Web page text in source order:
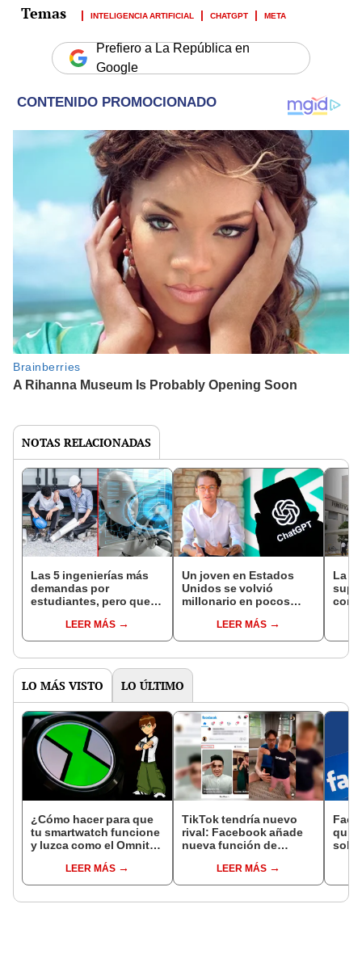
INTELIGENCIA ARTIFICIAL CHATGPT META
Prefiero a La República en
Google
NOTAS RELACIONADAS
Las 5 ingenierías más
demandas por
estudiantes, pero que
pagadas, según la
inteligencia artificial
LEER MÁS
Un joven en Estados
Unidos se volvió
millonario en pocos
solo invirtió 100 dólares
LEER MÁS
La
LO MÁS VISTO LO ÚLTIMO
¿Cómo hacer para que
tu smartwatch funcione
y luzca como el Omnitrix
LEER MÁS
TikTok tendría nuevo
rival: Facebook añade
nueva función de
teléfonos Android
LEER MÁS